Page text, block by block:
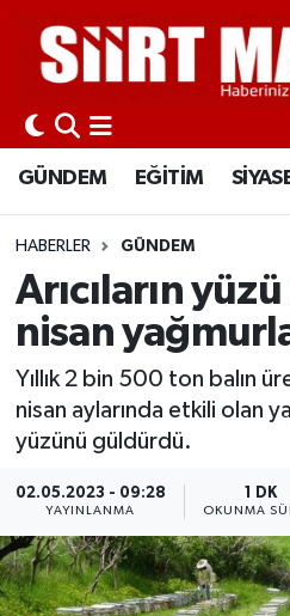
GÜNDEM EĞİTİM
HABERLER GÜNDEM
Arıcıların
nisan
Yıllık 2 bin 500 ton balın
nisan aylarında etkili olan
yüzünü güldürdü.
02.05.2023 - 09:28
YAYINLANMA
1 DK
OKUNMA
GÜNDEM
EĞİTİM
SİYASET
EKONOMİ
SPOR
KÜLTÜR-SANAT
SAĞLIK-YAŞAM
Siirt Nöbetçi Eczaneler
Siirt Hava Durumu
Siirt Namaz Vakitleri
Siirt Trafik Yoğunluk
Süper Lig Puan Durumu
Son Dakika Haberleri
Haber Arşivi